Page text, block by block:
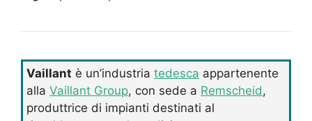
Vaillant è un’industria tedesca appartenente
alla Vaillant Group, con sede a Remscheid ,
produttrice di impianti destinati al